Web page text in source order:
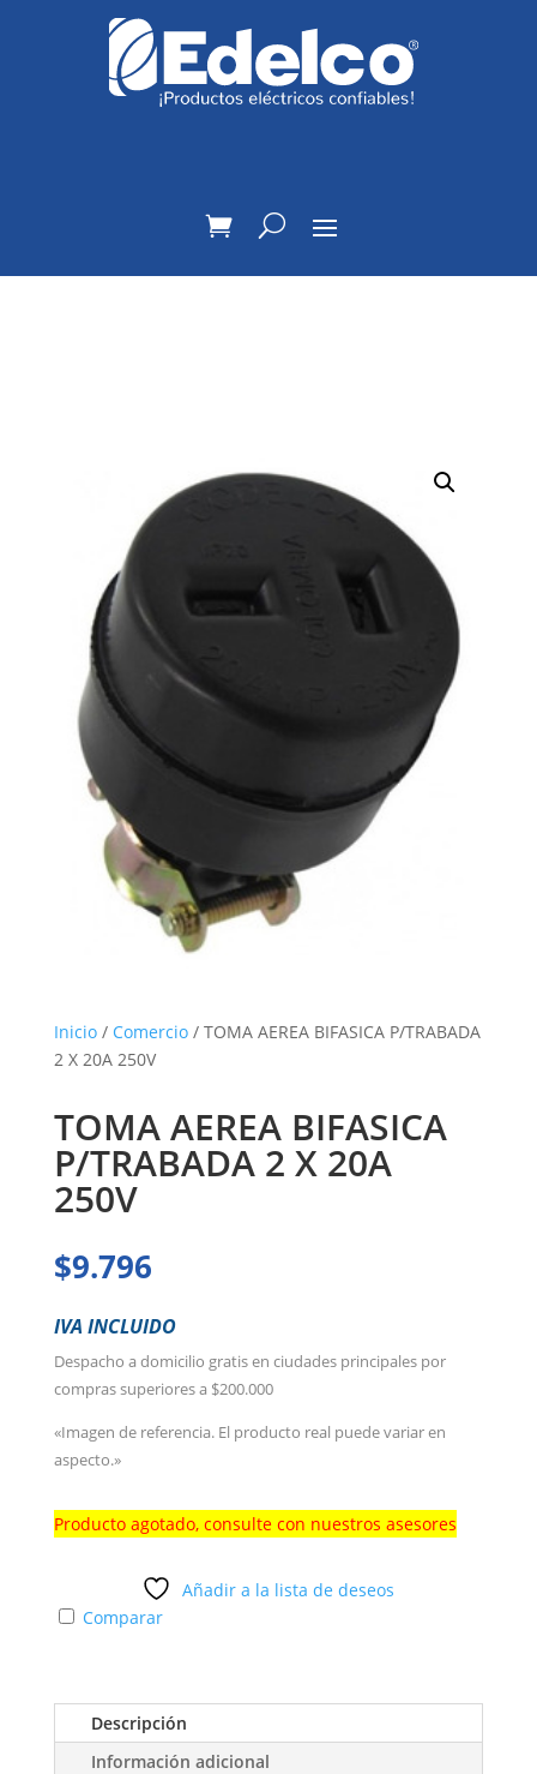
Inicio/ Comercio/ TOMA AEREA BIFASICA P/TRABADA
2 X 20A 250V
TOMA AEREA BIFASICA
P/TRABADA 2 X 20A
250V
$9.796
IVA INCLUIDO
Despacho a domicilio gratis en ciudades principales por
compras superiores a $200.000
«Imagen de referencia. El producto real puede variar en
aspecto.»
Producto agotado, consulte con nuestros asesores
Añadir a la lista de deseos
Comparar
Descripción
Información adicional